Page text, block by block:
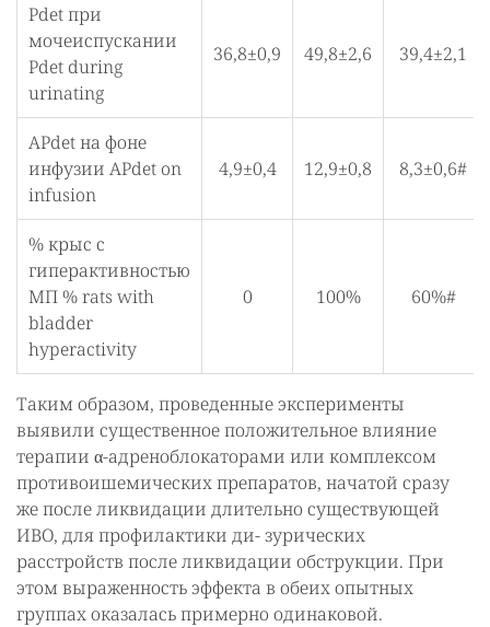
Pdet при
мочеиспускании
Pdet during
urinating
36,8±0,9 49,8±2,6 39,4±2,1
APdet на фоне
инфузии APdet on
infusion
4,9±0,4 12,9±0,8 8,3±0,6#
% крыс с
гиперактивностью
МП % rats with
bladder
hyperactivity
0 100% 60%#
Таким образом, проведенные эксперименты
выявили существенное положительное влияние
терапии α-адреноблокаторами или комплексом
противоишемических препаратов, начатой сразу
же после ликвидации длительно существующей
ИВО, для профилактики ди- зурических
расстройств после ликвидации обструкции. При
этом выраженность эффекта в обеих опытных
группах оказалась примерно одинаковой.